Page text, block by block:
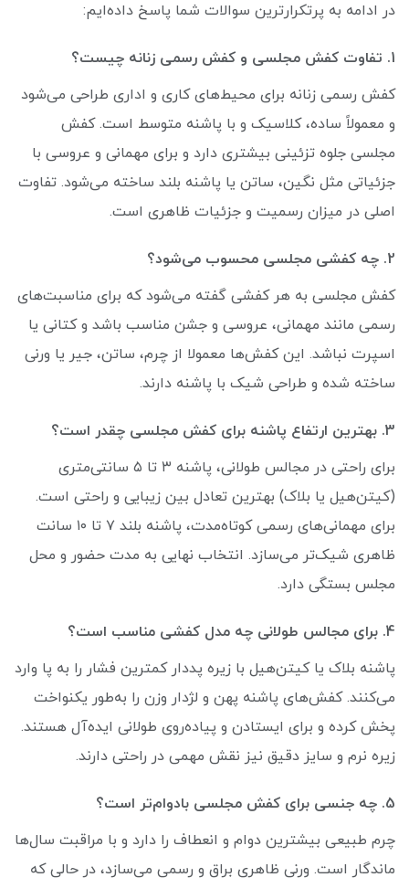
در ادامه به پرتکرارترین سوالات شما پاسخ داده‌ایم:
1. تفاوت کفش مجلسی و کفش رسمی زنانه چیست؟
کفش رسمی زنانه برای محیط‌های کاری و اداری طراحی می‌شود
و معمولاً ساده، کلاسیک و با پاشنه متوسط است. کفش
مجلسی جلوه تزئینی بیشتری دارد و برای مهمانی و عروسی با
جزئیاتی مثل نگین، ساتن یا پاشنه بلند ساخته می‌شود. تفاوت
اصلی در میزان رسمیت و جزئیات ظاهری است.
2. چه کفشی مجلسی محسوب می‌شود؟
کفش مجلسی به هر کفشی گفته می‌شود که برای مناسبت‌های
رسمی مانند مهمانی، عروسی و جشن مناسب باشد و کتانی یا
اسپرت نباشد. این کفش‌ها معمولا از چرم، ساتن، جیر یا ورنی
ساخته شده و طراحی شیک با پاشنه دارند.
3. بهترین ارتفاع پاشنه برای کفش مجلسی چقدر است؟
برای راحتی در مجالس طولانی، پاشنه ۳ تا ۵ سانتی‌متری
(کیتن‌هیل یا بلاک) بهترین تعادل بین زیبایی و راحتی است.
برای مهمانی‌های رسمی کوتاه‌مدت، پاشنه بلند ۷ تا ۱۰ سانت
ظاهری شیک‌تر می‌سازد. انتخاب نهایی به مدت حضور و محل
مجلس بستگی دارد.
4. برای مجالس طولانی چه مدل کفشی مناسب است؟
پاشنه بلاک یا کیتن‌هیل با زیره پددار کمترین فشار را به پا وارد
می‌کنند. کفش‌های پاشنه پهن و لژدار وزن را به‌طور یکنواخت
پخش کرده و برای ایستادن و پیاده‌روی طولانی ایده‌آل هستند.
زیره نرم و سایز دقیق نیز نقش مهمی در راحتی دارند.
5. چه جنسی برای کفش مجلسی بادوام‌تر است؟
چرم طبیعی بیشترین دوام و انعطاف را دارد و با مراقبت سال‌ها
ماندگار است. ورنی ظاهری براق و رسمی می‌سازد، در حالی که